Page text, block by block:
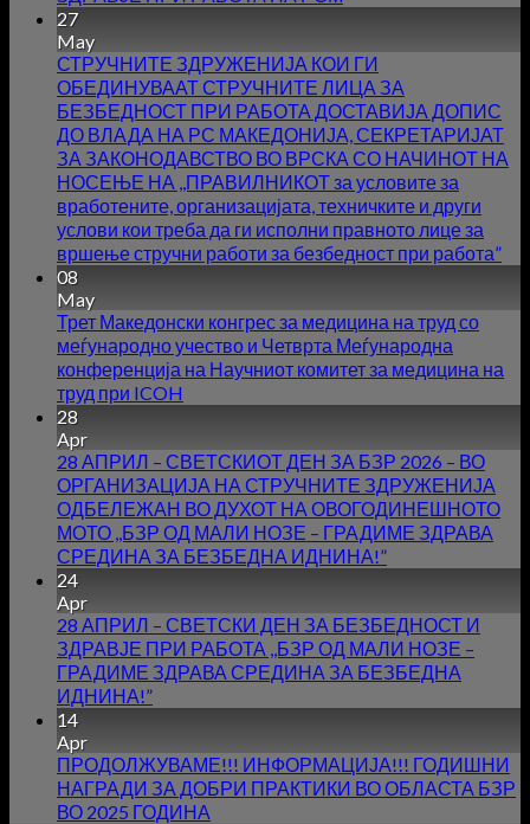
27
May
СТРУЧНИТЕ ЗДРУЖЕНИЈА КОИ ГИ
ОБЕДИНУВААТ СТРУЧНИТЕ ЛИЦА ЗА
БЕЗБЕДНОСТ ПРИ РАБОТА ДОСТАВИЈА ДОПИС
ДО ВЛАДА НА РС МАКЕДОНИЈА, СЕКРЕТАРИЈАТ
ЗА ЗАКОНОДАВСТВО ВО ВРСКА СО НАЧИНОТ НА
НОСЕЊЕ НА ,,ПРАВИЛНИКОТ за условите за
вработените, организацијата, техничките и други
услови кои треба да ги исполни правното лице за
вршење стручни работи за безбедност при работа”
08
May
Трет Македонски конгрес за медицина на труд со
меѓународно учество и Четврта Меѓународна
конференција на Научниот комитет за медицина на
труд при ICOH
28
Apr
28 АПРИЛ – СВЕТСКИОТ ДЕН ЗА БЗР 2026 – ВО
ОРГАНИЗАЦИЈА НА СТРУЧНИТЕ ЗДРУЖЕНИЈА
ОДБЕЛЕЖАН ВО ДУХОТ НА ОВОГОДИНЕШНОТО
МОТО ,,БЗР ОД МАЛИ НОЗЕ – ГРАДИМЕ ЗДРАВА
СРЕДИНА ЗА БЕЗБЕДНА ИДНИНА!”
24
Apr
28 АПРИЛ – СВЕТСКИ ДЕН ЗА БЕЗБЕДНОСТ И
ЗДРАВЈЕ ПРИ РАБОТА ,,БЗР ОД МАЛИ НОЗЕ –
ГРАДИМЕ ЗДРАВА СРЕДИНА ЗА БЕЗБЕДНА
ИДНИНА!”
14
Apr
ПРОДОЛЖУВАМЕ!!! ИНФОРМАЦИЈА!!! ГОДИШНИ
НАГРАДИ ЗА ДОБРИ ПРАКТИКИ ВО ОБЛАСТА БЗР
ВО 2025 ГОДИНА